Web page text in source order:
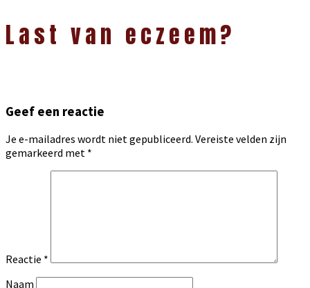
Interacties
Last van eczeem?
Geef een reactie
Je e-mailadres wordt niet gepubliceerd. Vereiste velden zijn
gemarkeerd met *
Reactie *
Naam